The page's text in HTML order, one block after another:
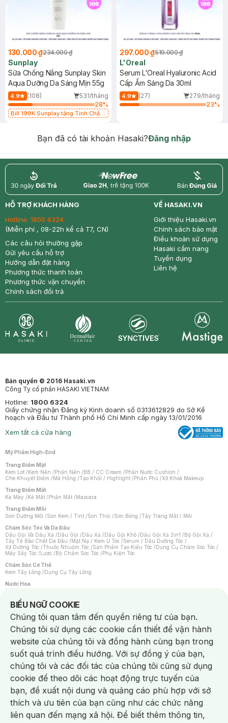
130.000 ₫234.000 ₫
Sunplay
Sữa Chống Nắng Sunplay Skin
Aqua Dưỡng Da Sáng Mịn 55g
4.9 (108)
531/tháng
28%
Bill 199K Sunplay tặng Tinh Chất
297.000 ₫519.000 ₫
L'Oreal
Serum L'Oreal Hyaluronic Acid
Cấp Ẩm Sáng Da 30ml
4.9 (27)
279/tháng
23%
Bạn đã có tài khoản Hasaki?Đăng nhập
return nowfree price
HỖ TRỢ KHÁCH HÀNG
Hotline: 1800 6324
(Miễn phí , 08-22h kể cả T7, CN)
Các câu hỏi thường gặp
Gửi yêu cầu hỗ trợ
Hướng dẫn đặt hàng
Phương thức thanh toán
Phương thức vận chuyển
Chính sách đổi trả
VỀ HASAKI.VN
Giới thiệu Hasaki.vn
Chính sách bảo mật
Điều khoản sử dụng
Hasaki cẩm nang
Tuyển dụng
Liên hệ
Bản quyền © 2016 Hasaki.vn
Công Ty cổ phần HASAKI VIETNAM
Hotline: 1800 6324
Giấy chứng nhận Đăng ký Kinh doanh số 0313612829 do Sở Kế
hoạch và Đầu tư Thành phố Hồ Chí Minh cấp ngày 13/01/2016
Xem tất cả cửa hàng
Mỹ Phẩm High-End
Trang Điểm Mặt
Kem Lót /Kem Nền /Phấn Nền /BB / CC Cream /Phấn Nước Cushion /
Che Khuyết Điểm /Má Hồng /Tạo Khối / Highlight /Phấn Phủ /Xịt Khoá Makeup
Trang Điểm Mắt
Kẻ Mày /Kẻ Mắt /Phấn Mắt /Mascara
Trang Điểm Môi
Son Dưỡng Môi /Son Kem / Tint /Son Thỏi /Son Bóng /Tẩy Trang Mắt / Môi
Chăm Sóc Tóc Và Da Đầu
Dầu Gội Và Dầu Xả /Dầu Gội /Dầu Xả /Dầu Gội Khô /Dầu Gội Xả 2in1 /Bộ Gội Xả /
Tẩy Tế Bào Chết Da Đầu /Mặt Nạ / Kem Ủ Tóc /Serum / Dầu Dưỡng Tóc /
Xịt Dưỡng Tóc /Thuốc Nhuộm Tóc /Sản Phẩm Tạo Kiểu Tóc /Dụng Cụ Chăm Sóc Tóc /
Máy Sấy Tóc /Lược /Bộ Chăm Sóc Tóc /Phụ Kiện Tóc
Chăm Sóc Cơ Thể
Kem Tẩy Lông /Dụng Cụ Tẩy Lông
Nước Hoa
Nước Hoa Nữ
Chăm Sóc Cá Nhân
Chống Muỗi /Khẩu Trang /Máy Massage/Mặt Nạ Xông Hơi /Nước Rửa Tay/
Sản Phẩm Chăm Sóc Khác /Bàn Chải Đánh Răng /Bàn Chải Điện/
Hỗ Trợ Trắng Răng/Kem Đánh Răng /Máy Tăm Nước/ Nước Súc Miệng/
Tăm / Chỉ Nha Khoa/ Xịt Thơm Miệng / Dung Dịch Vệ Sinh/Dưỡng Vùng Kín/
Khăn Ướt Vệ Sinh Vùng Kín/Băng Vệ Sinh/Tampon/Bọt Cạo Râu /Dao Cạo Râu/
Máy Cạo Râu
Vấn Đề Về Da
Da Dầu / Lỗ Chân Lông To/ Da Khô / Mất Nước/ Da Lão Hóa/ Da Mụn/
Da Nhạy Cảm / Kích Ứng
Da Xỉn Màu Thâm / Nám / Tàn Nhang
Quầng Thâm & Bọng Mắt /Sẹo /Viêm Da Cơ Địa
Dụng Cụ / Phụ Kiện Chăm Sóc Da
Bông Tẩy Trang
Khăn Lau Mặt Khô Dụng Cụ / Máy Rửa Mặt Máy Chăm Sóc Da
Dụng Cụ Chăm Sóc Khác
BIỂU NGỮ COOKIE
Notice about cookies usage
Chúng tôi quan tâm đến quyền riêng tư của bạn.
Chúng tôi sử dụng các cookie cần thiết để vận hành
website của chúng tôi và đồng hành cùng bạn trong
suốt quá trình điều hướng. Với sự đồng ý của bạn,
chúng tôi và các đối tác của chúng tôi cũng sử dụng
cookie để theo dõi các hoạt động trực tuyến của
bạn, đề xuất nội dung và quảng cáo phù hợp với sở
thích và ưu tiên của bạn cũng như các chức năng
liên quan đến mạng xã hội. Để biết thêm thông tin,